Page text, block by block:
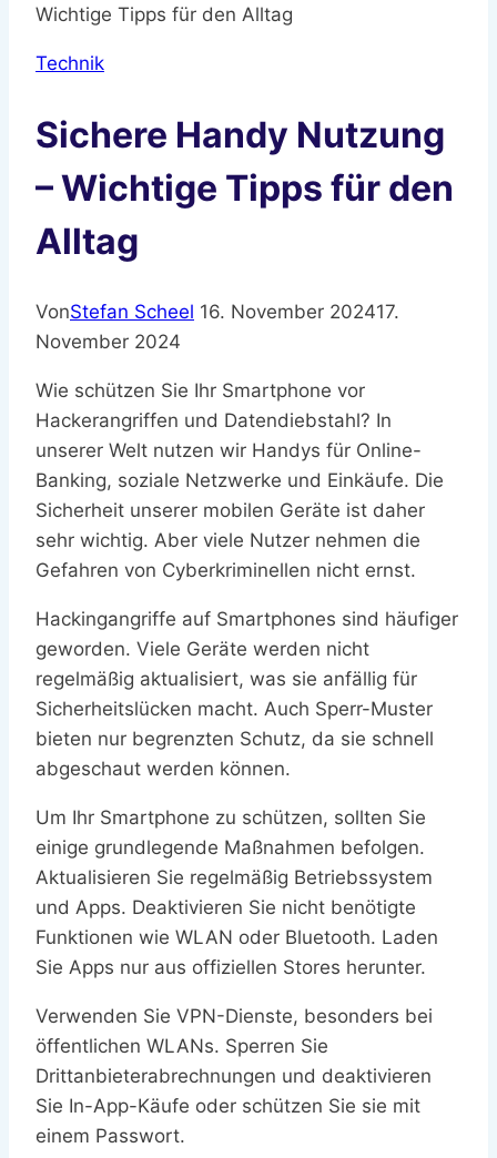
Wichtige Tipps für den Alltag
Technik
Sichere Handy Nutzung
– Wichtige Tipps für den
Alltag
VonStefan Scheel 16. November 202417.
November 2024
Wie schützen Sie Ihr Smartphone vor
Hackerangriffen und Datendiebstahl? In
unserer Welt nutzen wir Handys für Online-
Banking, soziale Netzwerke und Einkäufe. Die
Sicherheit unserer mobilen Geräte ist daher
sehr wichtig. Aber viele Nutzer nehmen die
Gefahren von Cyberkriminellen nicht ernst.
Hackingangriffe auf Smartphones sind häufiger
geworden. Viele Geräte werden nicht
regelmäßig aktualisiert, was sie anfällig für
Sicherheitslücken macht. Auch Sperr-Muster
bieten nur begrenzten Schutz, da sie schnell
abgeschaut werden können.
Um Ihr Smartphone zu schützen, sollten Sie
einige grundlegende Maßnahmen befolgen.
Aktualisieren Sie regelmäßig Betriebssystem
und Apps. Deaktivieren Sie nicht benötigte
Funktionen wie WLAN oder Bluetooth. Laden
Sie Apps nur aus offiziellen Stores herunter.
Verwenden Sie VPN-Dienste, besonders bei
öffentlichen WLANs. Sperren Sie
Drittanbieterabrechnungen und deaktivieren
Sie In-App-Käufe oder schützen Sie sie mit
einem Passwort.